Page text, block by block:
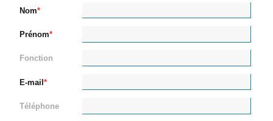
Nom
Prénom
Fonction
E-mail
Téléphone